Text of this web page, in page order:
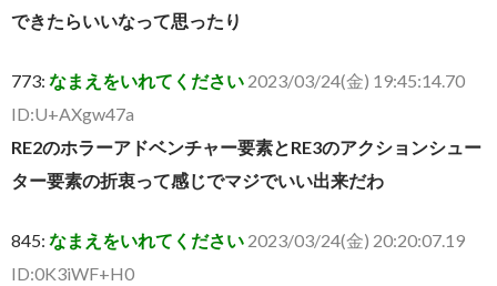
できたらいいなって思ったり
773: なまえをいれてください 2023/03/24(金) 19:45:14.70
ID:U+AXgw47a
RE2のホラーアドベンチャー要素とRE3のアクションシュー
ター要素の折衷って感じでマジでいい出来だわ
845: なまえをいれてください 2023/03/24(金) 20:20:07.19
ID:0K3iWF+H0